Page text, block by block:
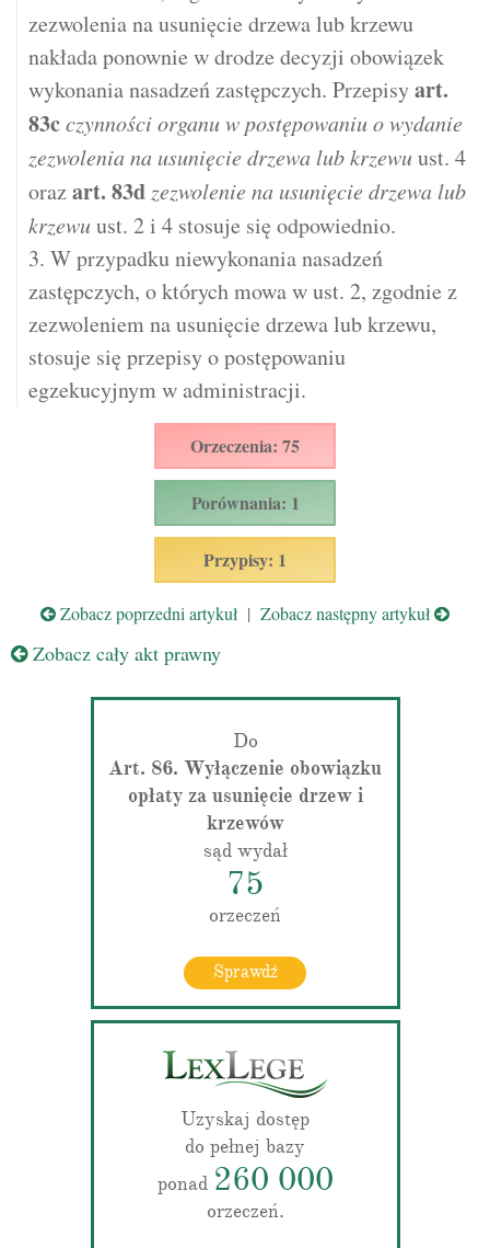
zezwolenia na usunięcie drzewa lub krzewu
nakłada ponownie w drodze decyzji obowiązek
wykonania nasadzeń zastępczych. Przepisyart.
83cczynności organu w postępowaniu o wydanie
zezwolenia na usunięcie drzewa lub krzewuust. 4
orazart. 83d zezwolenie na usunięcie drzewa lub
krzewuust. 2 i 4 stosuje się odpowiednio.
3. W przypadku niewykonania nasadzeń
zastępczych, o których mowa w ust. 2, zgodnie z
zezwoleniem na usunięcie drzewa lub krzewu,
stosuje się przepisy o postępowaniu
egzekucyjnym w administracji.
Orzeczenia: 75
Porównania: 1
Przypisy: 1
Zobacz poprzedni artykuł | Zobacz następny artykuł
Zobacz cały akt prawny
Do
Art. 86. Wyłączenie obowiązku
opłaty za usunięcie drzew i
krzewów
sąd wydał
75
orzeczeń
Sprawdź
Uzyskaj dostęp
do pełnej bazy
ponad 260 000
orzeczeń.